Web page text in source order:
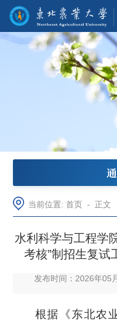
当前位置:首页 - 正文
水利科学与工程学
考核”制招生复试
发布时间：2026年05
根据《东北农